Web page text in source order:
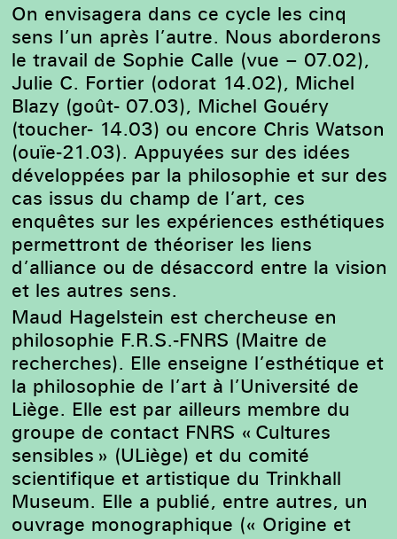
On envisagera dans ce cycle les cinq
sens l’un après l’autre. Nous aborderons
le travail de Sophie Calle (vue – 07.02),
Julie C. Fortier (odorat 14.02), Michel
Blazy (goût- 07.03), Michel Gouéry
(toucher- 14.03) ou encore Chris Watson
(ouïe-21.03). Appuyées sur des idées
développées par la philosophie et sur des
cas issus du champ de l’art, ces
enquêtes sur les expériences esthétiques
permettront dethéoriser les liens
d’alliance ou de désaccord entre la vision
et les autres sens.
Maud Hagelstein est chercheuse en
philosophie F.R.S.-FNRS (Maitre de
recherches). Elle enseigne l’esthétique et
la philosophie de l’art à l’Université de
Liège. Elle est par ailleurs membre du
groupe de contact FNRS « Cultures
sensibles » (ULiège) et du comité
scientifique et artistique du Trinkhall
Museum. Elle a publié, entre autres, un
ouvrage monographique (« Origine et